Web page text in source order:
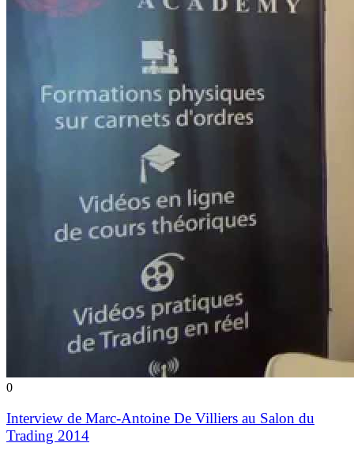
0
Interview de Marc-Antoine De Villiers au Salon du
Trading 2014